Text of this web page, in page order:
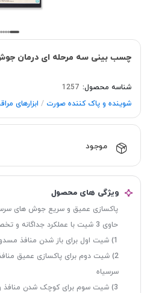
چسب بینی سه مرحله ای درمان
شناسه محصول: 1257
شوینده و پاک‌ کننده صورت / ابزارهای
موجود
ویژگی های محصول
پاکسازی عمیق و سریع جوش‌ های
حاوی 3 شیت با عملکرد جداگانه و تخصصی
1) شیت اول برای باز شدن منافذ مسدود شده به کمک BHA و آماده سازی
2) شیت دوم برای پاکسازی عمیق
سرسیاه
3) شیت سوم برای کوچک شدن منافذ و بهبود ظاهر منافذ